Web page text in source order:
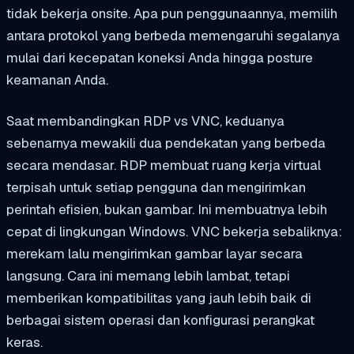
tidak bekerja onsite. Apa pun penggunaannya, memilih
antara protokol yang berbeda memengaruhi segalanya
mulai dari kecepatan koneksi Anda hingga posture
keamanan Anda.
Saat membandingkan RDP vs VNC, keduanya
sebenarnya mewakili dua pendekatan yang berbeda
secara mendasar. RDP membuat ruang kerja virtual
terpisah untuk setiap pengguna dan mengirimkan
perintah efisien, bukan gambar. Ini membuatnya lebih
cepat di lingkungan Windows. VNC bekerja sebaliknya:
merekam lalu mengirimkan gambar layar secara
langsung. Cara ini memang lebih lambat, tetapi
memberikan kompatibilitas yang jauh lebih baik di
berbagai sistem operasi dan konfigurasi perangkat
keras.